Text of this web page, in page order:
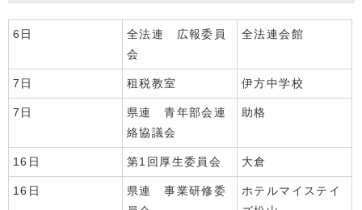
6日
全法連 広報委員
会
全法連会館
7日 租税教室 伊方中学校
7日
県連 青年部会連
絡協議会
助格
16日 第1回厚生委員会 大倉
16日
県連 事業研修委
ホテルマイステイ